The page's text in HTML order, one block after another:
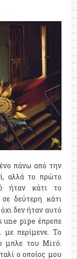
πάνω από την
αλλά το πρώτο
ήταν κάτι το
δεύτερη κάτι
δεν ήταν αυτό
une pipe έπρεπε
με περίμενε. Το
μπλε του Mirό.
ο οποίος μου